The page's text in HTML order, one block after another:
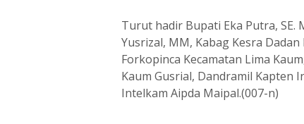
Turut hadir Bupati Eka Putra, SE.
Yusrizal, MM, Kabag Kesra Dadan
Forkopinca Kecamatan Lima
Kaum Gusrial, Dandramil Kapten
Intelkam Aipda Maipal.(007-n)